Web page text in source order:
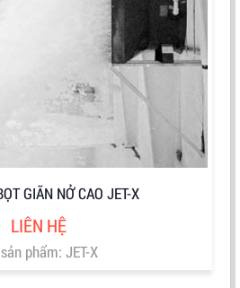
GIÃN NỞ CAO JET-X
LIÊN HỆ
phẩm: JET-X